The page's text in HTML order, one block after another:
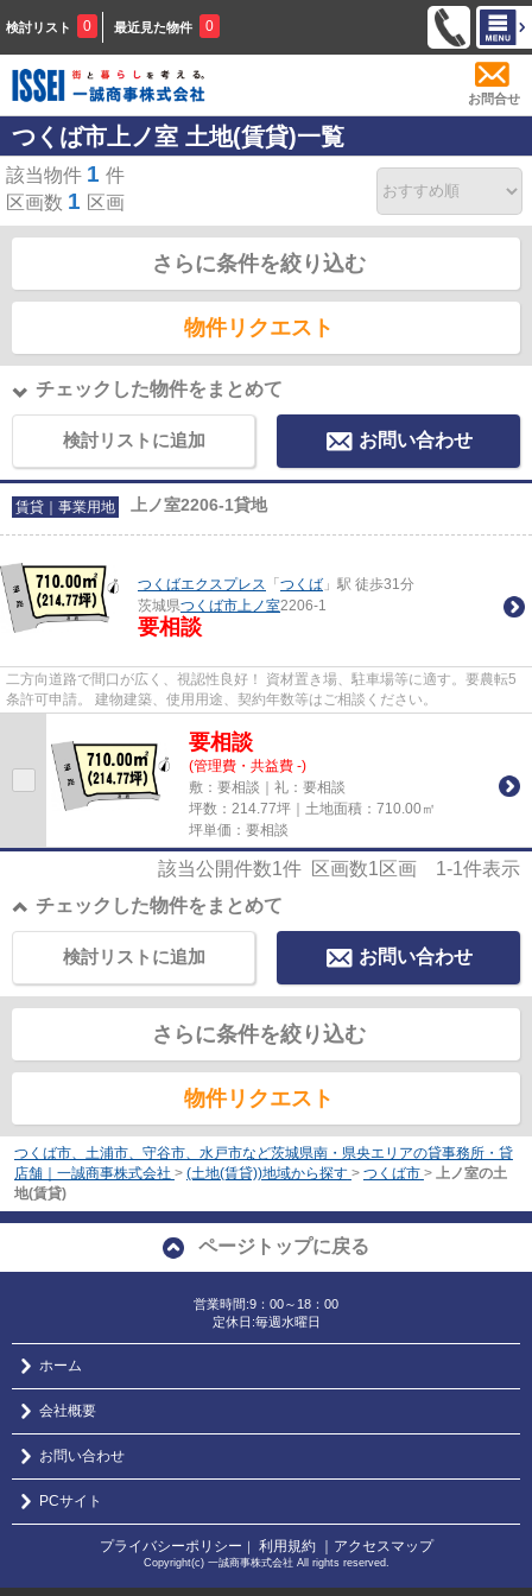
検討リスト 0 最近見た物件 0
お問合せ
つくば市上ノ室 土地(賃貸)一覧
該当物件 1 件
区画数 1 区画
さらに条件を絞り込む
物件リクエスト
チェックした物件をまとめて
検討リストに追加 お問い合わせ
賃貸｜事業用地 上ノ室2206-1貸地
つくばエクスプレス 「 つくば 」駅 徒歩31分
茨城県つくば市上ノ室2206-1
要相談
二方向道路で間口が広く、視認性良好！ 資材置き場、駐車場等に適す。要農転5
条許可申請。 建物建築、使用用途、契約年数等はご相談ください。
要相談
(管理費・共益費 -)
敷：要相談｜礼：要相談
坪数：214.77坪｜土地面積：710.00㎡
坪単価：要相談
該当公開件数1件 区画数1区画 1-1件表示
チェックした物件をまとめて
お問い合わせ
検討リストに追加
さらに条件を絞り込む
物件リクエスト
つくば市、土浦市、守谷市、水戸市など茨城県南・県央エリアの貸事務所・貸
店舗｜一誠商事株式会社 > (土地(賃貸))地域から探す > つくば市 > 上ノ室の土
地(賃貸)
ページトップに戻る
営業時間:9：00～18：00
定休日:毎週水曜日
ホーム
会社概要
お問い合わせ
PCサイト
プライバシーポリシー ｜ 利用規約 ｜アクセスマップ
Copyright(c) 一誠商事株式会社 All rights reserved.